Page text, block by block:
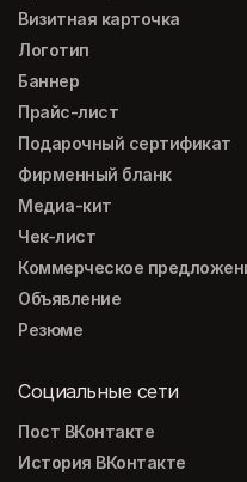
Визитная карточка
Логотип
Баннер
Прайс-лист
Подарочный сертификат
Фирменный бланк
Медиа-кит
Чек-лист
Коммерческое
Объявление
Резюме
Социальные сети
Пост ВКонтакте
История ВКонтакте